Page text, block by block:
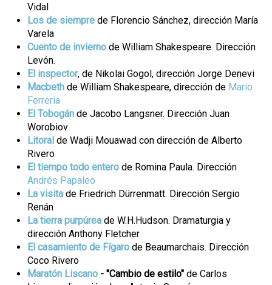
Vidal
Los de siempre de Florencio Sánchez, dirección María
Varela
Cuento de invierno de William Shakespeare. Dirección
Levón.
El inspector, de Nikolai Gogol, dirección Jorge Denevi
Macbeth de William Shakespeare, dirección de Mario
Ferreria
El Tobogán de Jacobo Langsner. Dirección Juan
Worobiov
Litoral de Wadji Mouawad con dirección de Alberto
Rivero
El tiempo todo entero de Romina Paula. Dirección
Andrés Papaleo
La visita de Friedrich Dürrenmatt. Dirección Sergio
Renán
La tierra purpúrea de W.H.Hudson. Dramaturgia y
dirección Anthony Fletcher
El casamiento de Fígaro de Beaumarchais. Dirección
Coco Rivero
Maratón Liscano - "Cambio de estilo" de Carlos